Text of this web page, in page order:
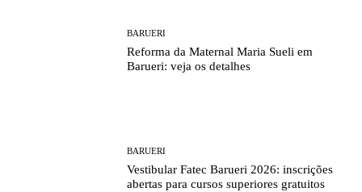
BARUERI
Reforma da Maternal Maria Sueli em
Barueri: veja os detalhes
BARUERI
Vestibular Fatec Barueri 2026: inscrições
abertas para cursos superiores gratuitos